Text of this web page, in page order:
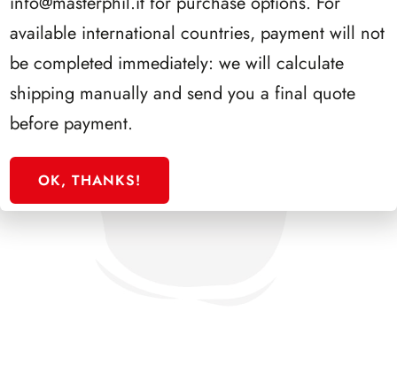
available international countries, payment will not
be completed immediately: we will calculate
shipping manually and send you a final quote
before payment.
OK, THANKS!